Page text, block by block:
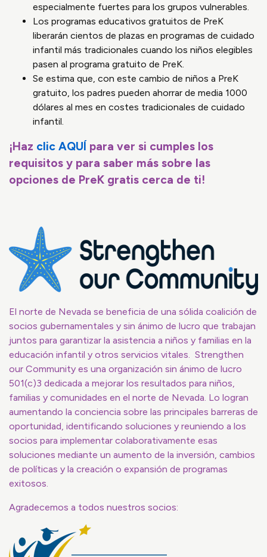
especialmente fuertes para los grupos vulnerables.
Los programas educativos gratuitos de PreK
liberarán cientos de plazas en programas de cuidado
infantil más tradicionales cuando los niños elegibles
pasen al programa gratuito de PreK.
Se estima que, con este cambio de niños a PreK
gratuito, los padres pueden ahorrar de media 1000
dólares al mes en costes tradicionales de cuidado
infantil.
¡Haz clic AQUÍ para ver si cumples los
requisitos y para saber más sobre las
opciones de PreK gratis cerca de ti!
El norte de Nevada se beneficia de una sólida coalición de
socios gubernamentales y sin ánimo de lucro que trabajan
juntos para garantizar la asistencia a niños y familias en la
educación infantil y otros servicios vitales. Strengthen
our Community es una organización sin ánimo de lucro
501(c)3 dedicada a mejorar los resultados para niños,
familias y comunidades en el norte de Nevada. Lo logran
aumentando la conciencia sobre las principales barreras de
oportunidad, identificando soluciones y reuniendo a los
socios para implementar colaborativamente esas
soluciones mediante un aumento de la inversión, cambios
de políticas y la creación o expansión de programas
exitosos.
Agradecemos a todos nuestros socios: